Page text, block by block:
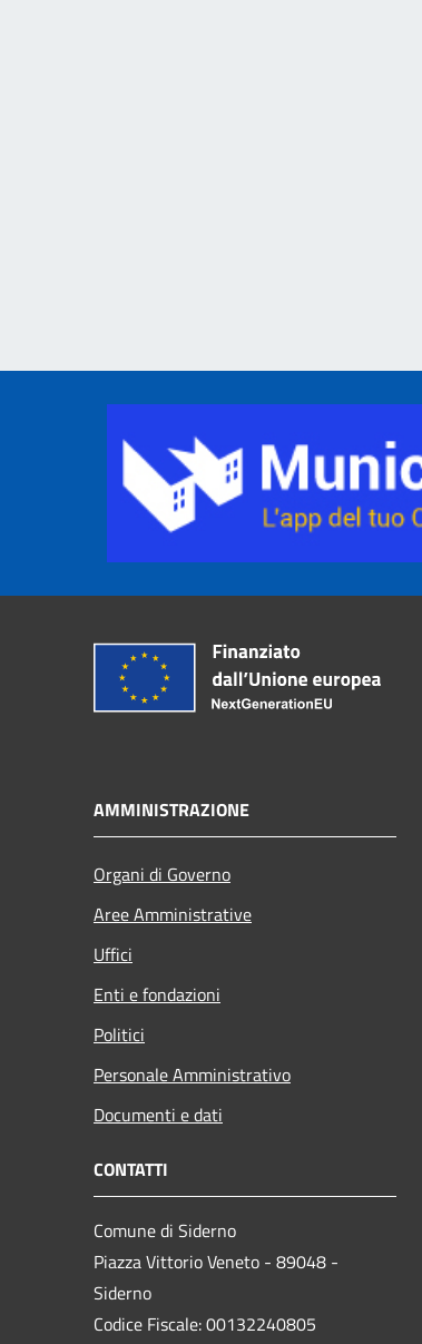
AMMINISTRAZIONE
Organi di Governo
Aree Amministrative
Uffici
Enti e fondazioni
Politici
Personale Amministrativo
Documenti e dati
CONTATTI
Comune di Siderno
Piazza Vittorio Veneto - 89048 -
Siderno
Codice Fiscale: 00132240805